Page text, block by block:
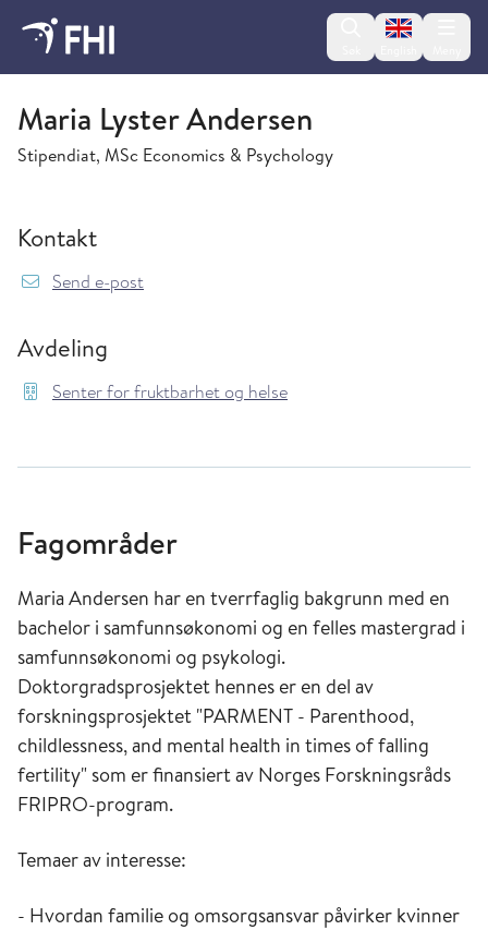
Change
Senter for fruktbarhet og helse
Maria Lyster Andersen
Stipendiat, MSc Economics & Psychology
Kontakt
Send e-post{model.translations.sendEmailTo}
Avdeling
Senter for fruktbarhet og helse
Fagområder
Maria Andersen har en tverrfaglig bakgrunn med en
bachelor i samfunnsøkonomi og en felles mastergrad i
samfunnsøkonomi og psykologi.
Doktorgradsprosjektet hennes er en del av
forskningsprosjektet "PARMENT - Parenthood,
childlessness, and mental health in times of falling
fertility" som er finansiert av Norges Forskningsråds
FRIPRO-program.
Temaer av interesse:
- Hvordan familie og omsorgsansvar påvirker kvinner